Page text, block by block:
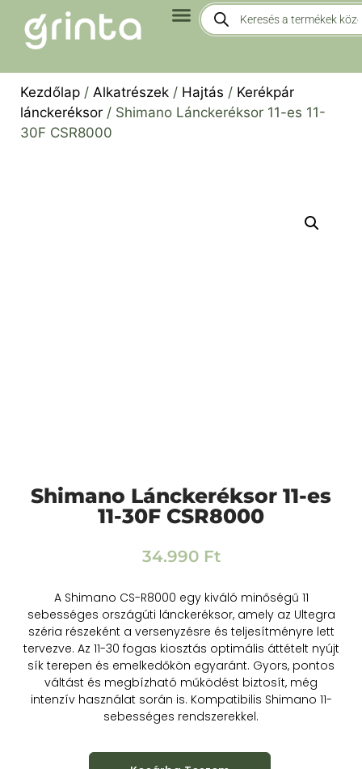
Kezdőlap / Alkatrészek / Hajtás / Kerékpár
lánckeréksor / Shimano Lánckeréksor 11-es 11-
30F CSR8000
Shimano Lánckeréksor 11-es
11-30F CSR8000
34.990 Ft
A Shimano CS-R8000 egy kiváló minőségű 11
sebességes országúti lánckeréksor, amely az Ultegra
széria részeként a versenyzésre és teljesítményre lett
tervezve. Az 11-30 fogas kiosztás optimális áttételt nyújt
sík terepen és emelkedőkön egyaránt. Gyors, pontos
váltást és megbízható működést biztosít, még
intenzív használat során is. Kompatibilis Shimano 11-
sebességes rendszerekkel.